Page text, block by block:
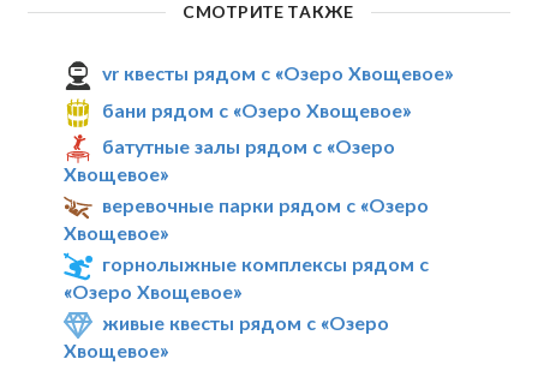
СМОТРИТЕ ТАКЖЕ
vr квесты рядом с «Озеро Хвощевое»
бани рядом с «Озеро Хвощевое»
батутные залы рядом с «Озеро
Хвощевое»
веревочные парки рядом с «Озеро
Хвощевое»
горнолыжные комплексы рядом с
«Озеро Хвощевое»
живые квесты рядом с «Озеро
Хвощевое»